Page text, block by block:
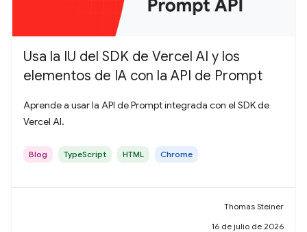
Usa la IU del SDK de Vercel AI y los
elementos de IA con la API de Prompt
Aprende a usar la API de Prompt integrada con el SDK de
Vercel AI.
Blog TypeScript HTML Chrome
Thomas Steiner
16 de julio de 2026